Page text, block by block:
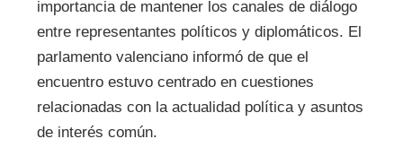
importancia de mantener los canales de diálogo
entre representantes políticos y diplomáticos. El
parlamento valenciano informó de que el
encuentro estuvo centrado en cuestiones
relacionadas con la actualidad política y asuntos
de interés común.